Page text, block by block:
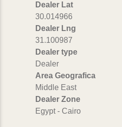
Dealer Lat
30.014966
Dealer Lng
31.100987
Dealer type
Dealer
Area Geografica
Middle East
Dealer Zone
Egypt - Cairo